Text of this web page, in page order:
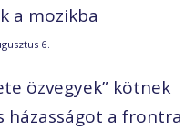
a mozikba
6.
özvegyek” kötnek
házasságot a frontra